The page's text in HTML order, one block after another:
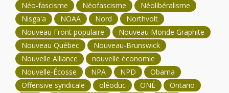
Néo-fascisme
Néofascisme
Néolibéralisme
Nisga'a
NOAA Nord
Northvolt
Nouveau Front populaire
Nouveau Monde Graphite
Nouveau Québec
Nouveau-Brunswick
Nouvelle Alliance
nouvelle économie
Nouvelle-Écosse
NPA NPD
Obama
Offensive syndicale
oléoduc ONÉ
Ontario